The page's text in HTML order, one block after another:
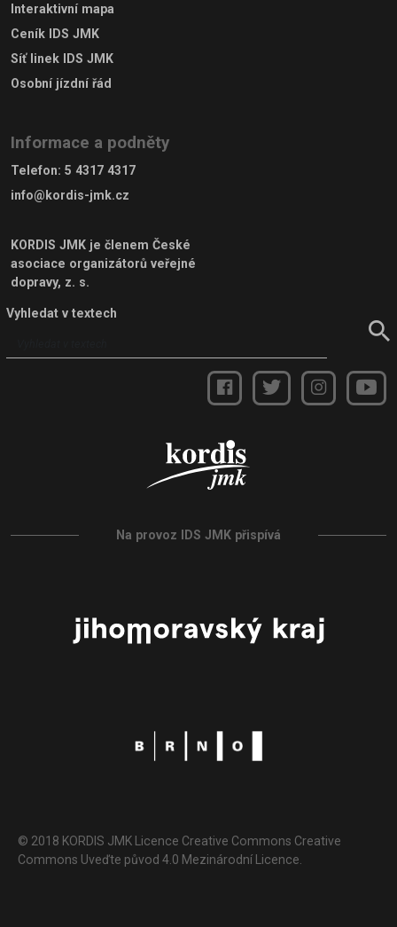
Interaktivní mapa
Ceník IDS JMK
Síť linek IDS JMK
Osobní jízdní řád
Informace a podněty
Telefon: 5 4317 4317
info@kordis-jmk.cz
KORDIS JMK je členem České
asociace organizátorů veřejné
dopravy, z. s.
Vyhledat v textech
Na provoz IDS JMK přispívá
© 2018 KORDIS JMK Licence Creative Commons Creative
Commons Uveďte původ 4.0 Mezinárodní Licence.